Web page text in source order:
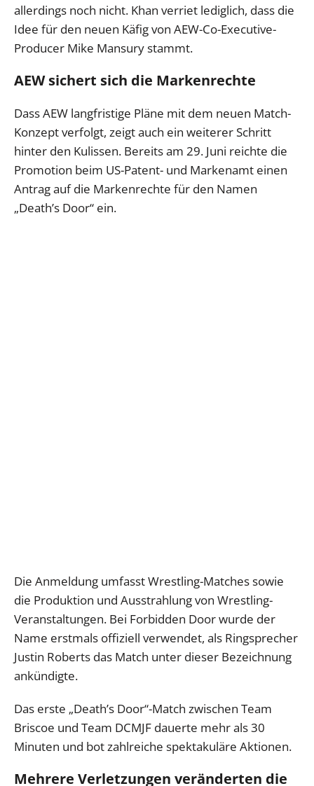
allerdings noch nicht. Khan verriet lediglich, dass die
Idee für den neuen Käfig von AEW-Co-Executive-
Producer Mike Mansury stammt.
AEW sichert sich die Markenrechte
Dass AEW langfristige Pläne mit dem neuen Match-
Konzept verfolgt, zeigt auch ein weiterer Schritt
hinter den Kulissen. Bereits am 29. Juni reichte die
Promotion beim US-Patent- und Markenamt einen
Antrag auf die Markenrechte für den Namen
„Death’s Door“ ein.
Die Anmeldung umfasst Wrestling-Matches sowie
die Produktion und Ausstrahlung von Wrestling-
Veranstaltungen. Bei Forbidden Door wurde der
Name erstmals offiziell verwendet, als Ringsprecher
Justin Roberts das Match unter dieser Bezeichnung
ankündigte.
Das erste „Death’s Door“-Match zwischen Team
Briscoe und Team DCMJF dauerte mehr als 30
Minuten und bot zahlreiche spektakuläre Aktionen.
Mehrere Verletzungen veränderten die